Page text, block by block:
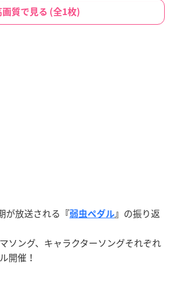
画質で見る (全1枚)
が放送される 『弱虫ペダル 』 の振り返
ソング、キャラクターソングそれぞれ
開催！